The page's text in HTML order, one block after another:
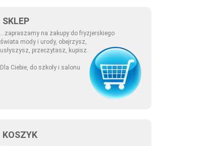
SKLEP
...zapraszamy na zakupy do fryzjerskiego
świata mody i urody, obejrzysz,
usłyszysz, przeczytasz, kupisz.
Dla Ciebie, do szkoły i salonu
KOSZYK